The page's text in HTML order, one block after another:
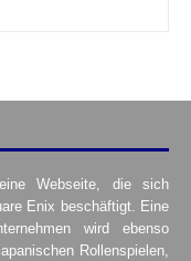
Webseite, die sich
Enix beschäftigt. Eine
wird ebenso
Rollenspielen,